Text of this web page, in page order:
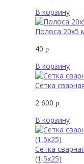
В корзину
Полоса 20х5
40 р
В корзину
Сетка
2 600 р
В корзину
Сетка
(1,5х25)